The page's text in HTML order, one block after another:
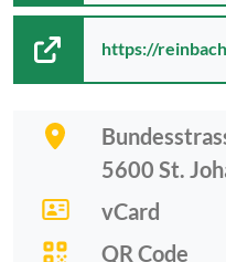
5600 St.
vCard
QR Code
https://